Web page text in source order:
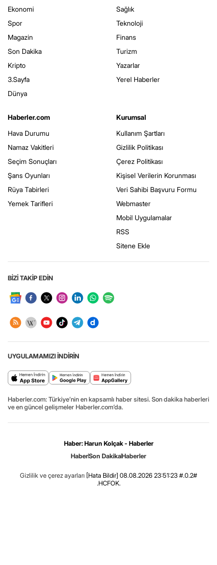
Ekonomi
Spor
Magazin
Son Dakika
Kripto
3.Sayfa
Dünya
Sağlık
Teknoloji
Finans
Turizm
Yazarlar
Yerel Haberler
Haberler.com
Hava Durumu
Namaz Vakitleri
Seçim Sonuçları
Şans Oyunları
Rüya Tabirleri
Yemek Tarifleri
Kurumsal
Kullanım Şartları
Gizlilik Politikası
Çerez Politikası
Kişisel Verilerin Korunması
Veri Sahibi Başvuru Formu
Webmaster
Mobil Uygulamalar
RSS
Sitene Ekle
BİZİ TAKİP EDİN
UYGULAMAMIZI İNDİRİN
Haberler.com: Türkiye’nin en kapsamlı haber sitesi. Son dakika haberleri
ve en güncel gelişmeler Haberler.com’da.
Haber: Harun Kolçak - Haberler
HaberSon DakikaHaberler
Gizlilik ve çerez ayarları [Hata Bildir] 08.08.2026 23:51:23 #.0.2#
.HCFOK.